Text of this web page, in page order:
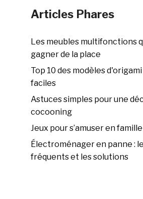
Articles Phares
Les meubles multifonctions
gagner de la place
Top 10 des modèles
faciles
Astuces simples pour une
cocooning
Jeux pour s’amuser en
Électroménager en panne :
fréquents et les solutions